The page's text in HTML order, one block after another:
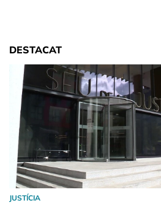
DESTACAT
JUSTÍCIA